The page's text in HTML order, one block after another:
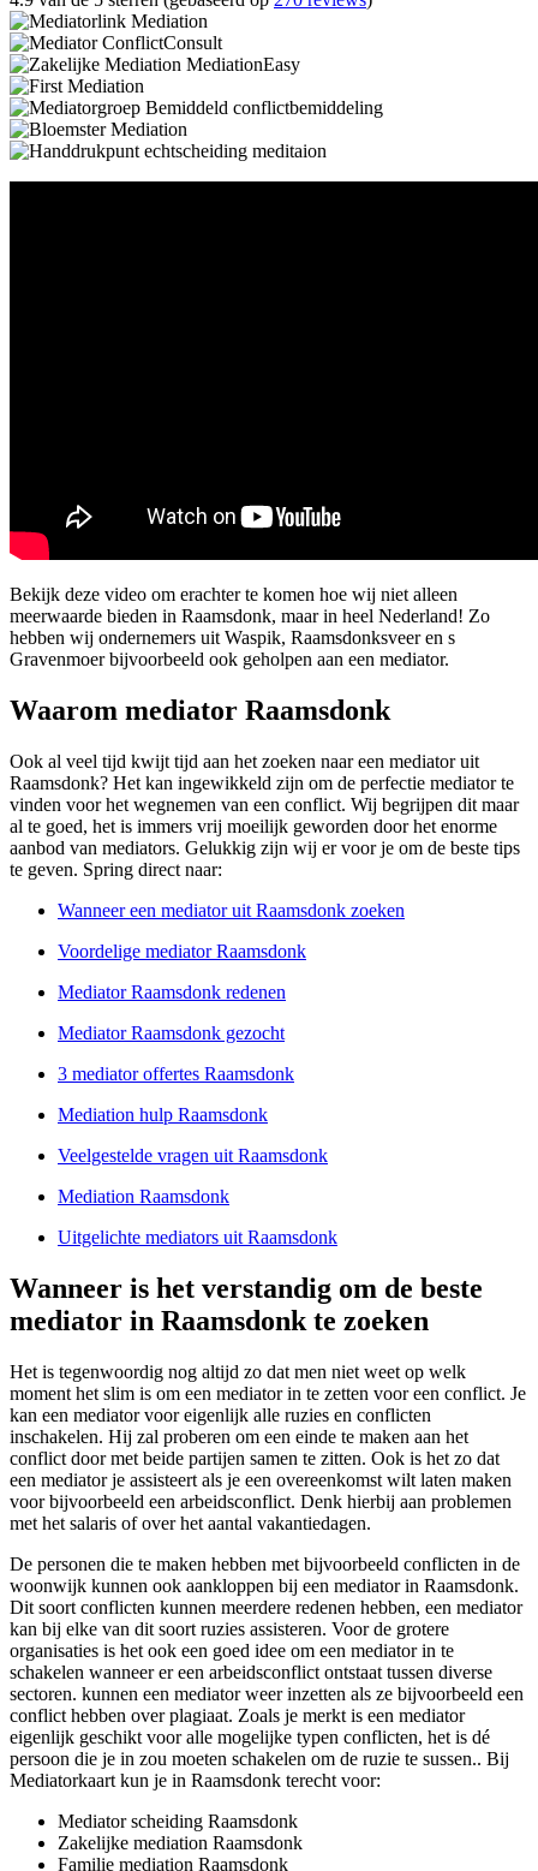
Bekijk deze video om erachter te komen hoe wij niet alleen
meerwaarde bieden in Raamsdonk, maar in heel Nederland! Zo
hebben wij ondernemers uit Waspik, Raamsdonksveer en s
Gravenmoer bijvoorbeeld ook geholpen aan een mediator.
Waarom mediator Raamsdonk
Ook al veel tijd kwijt tijd aan het zoeken naar een mediator uit
Raamsdonk? Het kan ingewikkeld zijn om de perfectie mediator te
vinden voor het wegnemen van een conflict. Wij begrijpen dit maar
al te goed, het is immers vrij moeilijk geworden door het enorme
aanbod van mediators. Gelukkig zijn wij er voor je om de beste tips
te geven. Spring direct naar:
Wanneer een mediator uit Raamsdonk zoeken
Voordelige mediator Raamsdonk
Mediator Raamsdonk redenen
Mediator Raamsdonk gezocht
3 mediator offertes Raamsdonk
Mediation hulp Raamsdonk
Veelgestelde vragen uit Raamsdonk
Mediation Raamsdonk
Uitgelichte mediators uit Raamsdonk
Wanneer is het verstandig om de beste
mediator in Raamsdonk te zoeken
Het is tegenwoordig nog altijd zo dat men niet weet op welk
moment het slim is om een mediator in te zetten voor een conflict. Je
kan een mediator voor eigenlijk alle ruzies en conflicten
inschakelen. Hij zal proberen om een einde te maken aan het
conflict door met beide partijen samen te zitten. Ook is het zo dat
een mediator je assisteert als je een overeenkomst wilt laten maken
voor bijvoorbeeld een arbeidsconflict. Denk hierbij aan problemen
met het salaris of over het aantal vakantiedagen.
De personen die te maken hebben met bijvoorbeeld conflicten in de
woonwijk kunnen ook aankloppen bij een mediator in Raamsdonk.
Dit soort conflicten kunnen meerdere redenen hebben, een mediator
kan bij elke van dit soort ruzies assisteren. Voor de grotere
organisaties is het ook een goed idee om een mediator in te
schakelen wanneer er een arbeidsconflict ontstaat tussen diverse
sectoren. kunnen een mediator weer inzetten als ze bijvoorbeeld een
conflict hebben over plagiaat. Zoals je merkt is een mediator
eigenlijk geschikt voor alle mogelijke typen conflicten, het is dé
persoon die je in zou moeten schakelen om de ruzie te sussen.. Bij
Mediatorkaart kun je in Raamsdonk terecht voor:
Mediator scheiding Raamsdonk
Zakelijke mediation Raamsdonk
Familie mediation Raamsdonk